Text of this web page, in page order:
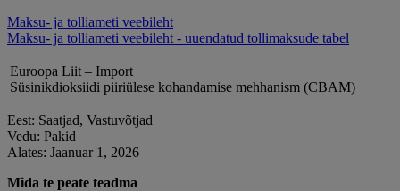
Maksu- ja tolliameti veebileht
Maksu- ja tolliameti veebileht - uuendatud tollimaksude tabel
Euroopa Liit – Import
Süsinikdioksiidi piiriülese kohandamise mehhanism (CBAM)
Eest: Saatjad, Vastuvõtjad
Vedu: Pakid
Alates: Jaanuar 1, 2026
Mida te peate teadma